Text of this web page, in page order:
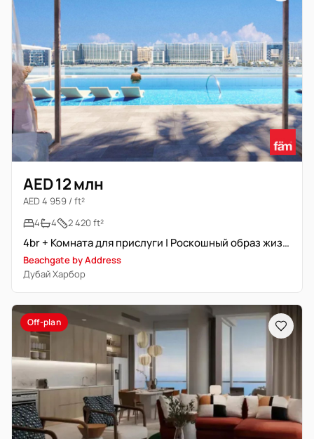
AED 12 млн
AED 4 959 / ft²
4
4 2 420 ft²
4br + Комната для прислуги | Роскошный образ жизни | Вид на водную гладь
Beachgate by Address
Дубай Харбор
Off-plan